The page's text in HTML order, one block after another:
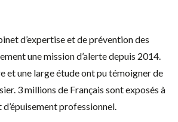
d’expertise et de prévention des
une mission d’alerte depuis 2014.
et une large étude ont pu témoigner de
3 millions de Français sont exposés à
professionnel.